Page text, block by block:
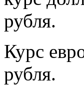
рубля.
Курс
рубля.